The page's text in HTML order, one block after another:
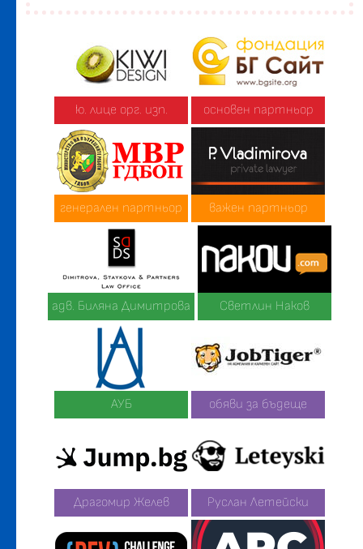
ю. лице орг. изп. основен партньор
генерален партньор важен партньор
адв. Биляна Димитрова Светлин Наков
АУБ обяви за бъдеще
Драгомир Желев Руслан Летейски